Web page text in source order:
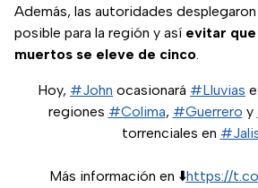
Además, las autoridades
posible para la región y así evitar
muertos se eleve de cinco.
Hoy, #John ocasionará #Lluvias
regiones #Colima, #Guerrero y
torrenciales en
Más información en ⬇️https://